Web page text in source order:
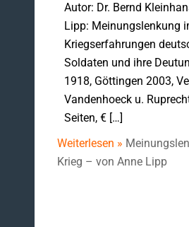
Autor: Dr. Bernd
Lipp: Meinungslenkung
Kriegserfahrungen
Soldaten und ihre
1918, Göttingen 2003,
Vandenhoeck u.
Seiten, € […]
Weiterlesen »
Krieg – von Anne Lipp